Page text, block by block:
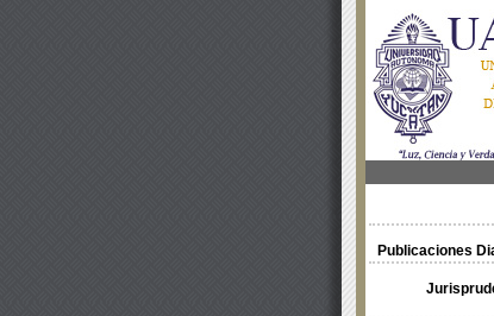
Publicaciones